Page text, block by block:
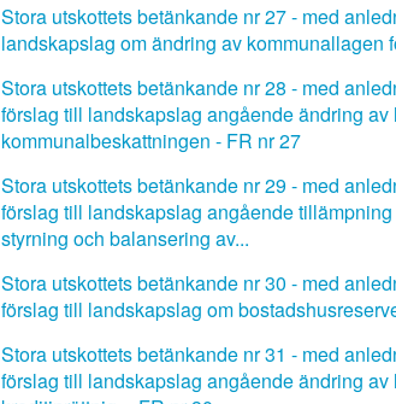
Stora utskottets betänkande nr 27 - med
landskapslag om ändring av kommunallagen
Stora utskottets betänkande nr 28 - med
förslag till landskapslag angående ändring
kommunalbeskattningen - FR nr 27
Stora utskottets betänkande nr 29 - med
förslag till landskapslag angående
styrning och balansering av...
Stora utskottets betänkande nr 30 - med
förslag till landskapslag om
Stora utskottets betänkande nr 31 - med
förslag till landskapslag angående ändring